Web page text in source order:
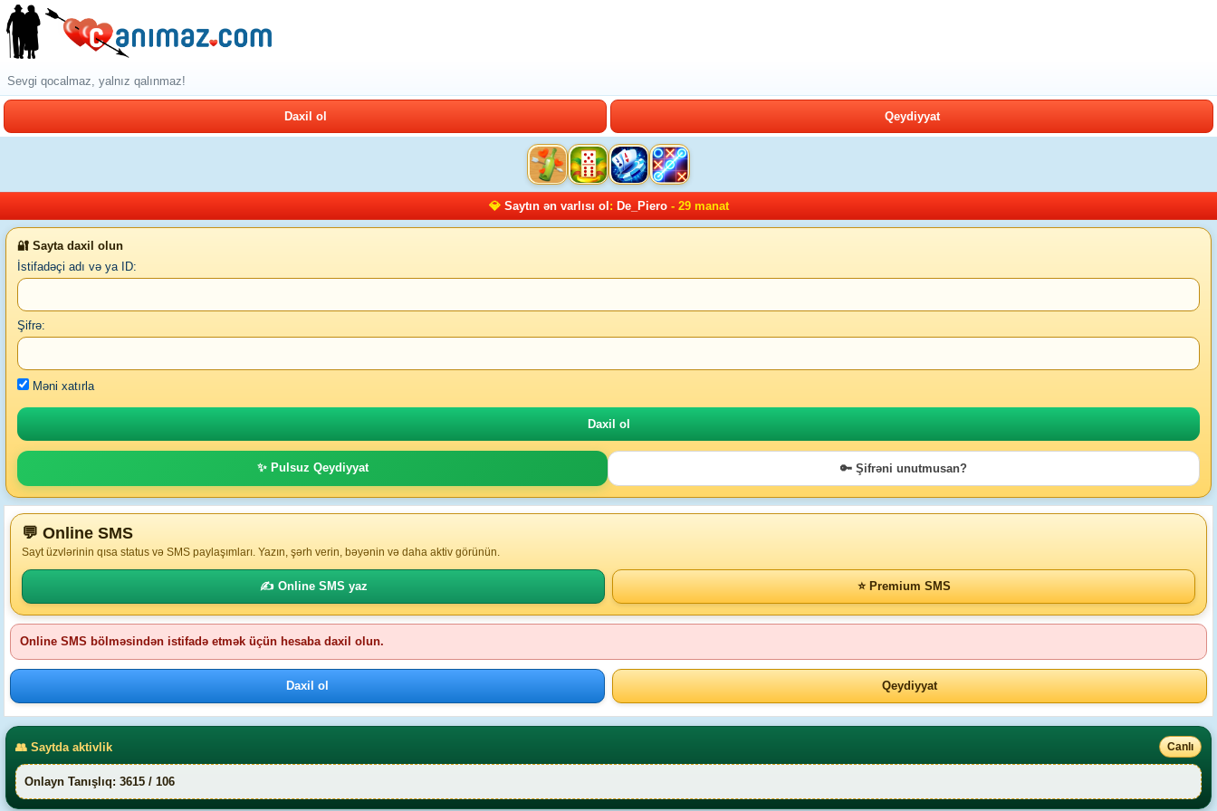
Sevgi qocalmaz, yalnız qalınmaz!
Daxil ol Qeydiyyat
💎 Saytın ən varlısı ol : De_Piero- 29 manat
🔐 Sayta daxil olun
İstifadəçi adı və ya ID:
Şifrə:
Məni xatırla
✨ Pulsuz Qeydiyyat 🔑 Şifrəni unutmusan?
💬 Online SMS
Sayt üzvlərinin qısa status və SMS paylaşımları. Yazın, şərh verin, bəyənin və daha aktiv görünün.
✍️ Online SMS yaz ⭐ Premium SMS
Online SMS bölməsindən istifadə etmək üçün hesaba daxil olun.
Daxil ol Qeydiyyat
👥 Saytda aktivlik Canlı
Onlayn Tanışlıq: 3615 / 106